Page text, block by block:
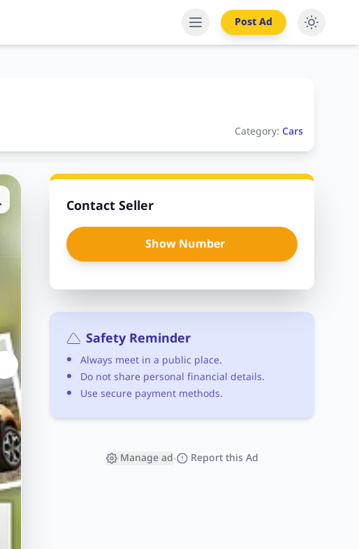
Post Ad
Category:Cars
Contact Seller
Show Number
Safety Reminder
Always meet in a public place.
Do not share personal financial details.
Use secure payment methods.
Manage ad• Report this Ad